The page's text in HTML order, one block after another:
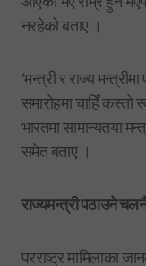
नरहेको बताए ।
‘मन्त्री र राज्य
समारोहमा चाहिँ कस्तो
भारतमा सामान्यतया
समेत बताए ।
राज्यमन्त्री पठाउने
परराष्ट्र मामिलाका